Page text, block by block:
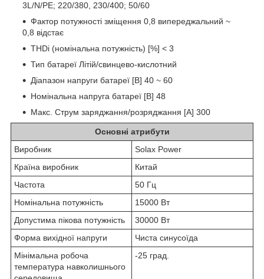
3L/N/PE; 220/380, 230/400; 50/60
Фактор потужності зміщення 0,8 випереджальний ~
0,8 відстає
THDi (номінальна потужність) [%] < 3
Тип батареї Літій/свинцево-кислотний
Діапазон напруги батареї [В] 40 ~ 60
Номінальна напруга батареї [В] 48
Макс. Струм заряджання/розряджання [A] 300
Основні атрибути
Виробник
Solax Power
Країна виробник
Китай
Частота
50 Гц
Номінальна потужність
15000 Вт
Допустима пікова потужність
30000 Вт
Форма вихідної напруги
Чиста синусоїда
Мінімальна робоча
температура навколишнього
-25 град.